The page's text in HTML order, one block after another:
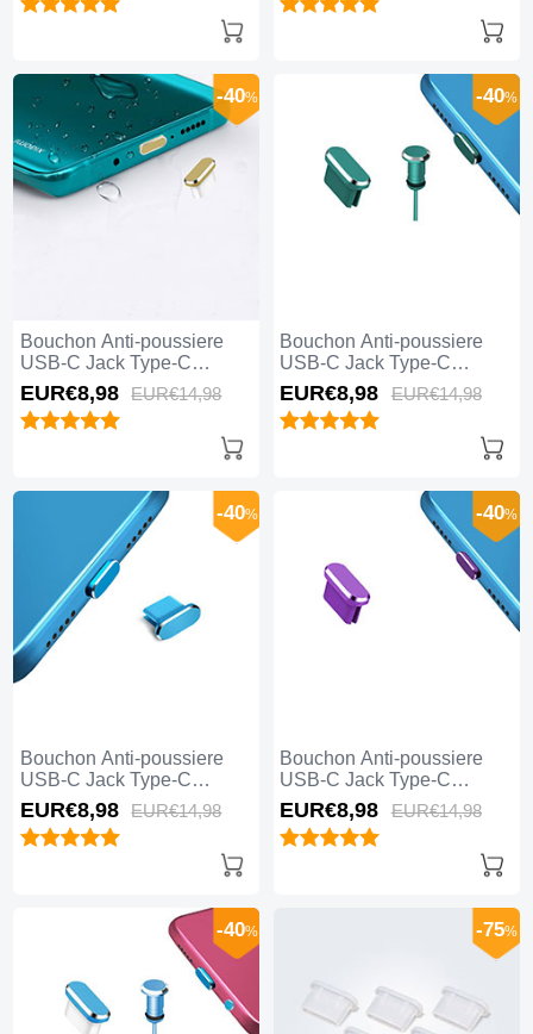
Bouchon Anti-poussiere
USB-C Jack Type-C
Universel H16 pour Apple
iPhone 15 Pro Or
-40%
EUR€8,98 EUR€14,98
Bouchon Anti-poussiere
USB-C Jack Type-C
Universel H15 pour Apple
iPhone 15 Pro Vert
-40%
EUR€8,98 EUR€14,98
Bouchon Anti-poussiere
USB-C Jack Type-C
Universel H14 pour Apple
iPhone 15 Pro Bleu
-40%
EUR€8,98 EUR€14,98
Bouchon Anti-poussiere
USB-C Jack Type-C
Universel H13 pour Apple
iPhone 15 Pro Violet
-40%
EUR€8,98 EUR€14,98
-40% -75%